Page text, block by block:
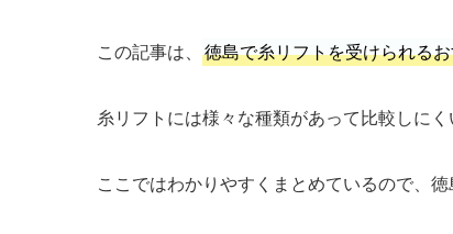
この記事は、 徳島で糸リフトを受けられる
糸リフトには様々な種類があって比較しにく
ここではわかりやすくまとめているので、